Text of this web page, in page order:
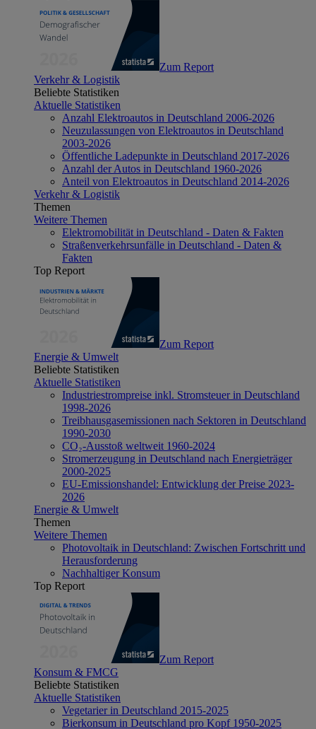
Zum Report
Verkehr & Logistik
Beliebte Statistiken
Aktuelle Statistiken
Anzahl Elektroautos in Deutschland 2006-2026
Neuzulassungen von Elektroautos in Deutschland
2003-2026
Öffentliche Ladepunkte in Deutschland 2017-2026
Anzahl der Autos in Deutschland 1960-2026
Anteil von Elektroautos in Deutschland 2014-2026
Verkehr & Logistik
Themen
Weitere Themen
Elektromobilität in Deutschland - Daten & Fakten
Straßenverkehrsunfälle in Deutschland - Daten &
Fakten
Top Report
Zum Report
Energie & Umwelt
Beliebte Statistiken
Aktuelle Statistiken
Industriestrompreise inkl. Stromsteuer in Deutschland
1998-2026
Treibhausgasemissionen nach Sektoren in Deutschland
1990-2030
CO₂-Ausstoß weltweit 1960-2024
Stromerzeugung in Deutschland nach Energieträger
2000-2025
EU-Emissionshandel: Entwicklung der Preise 2023-
2026
Energie & Umwelt
Themen
Weitere Themen
Photovoltaik in Deutschland: Zwischen Fortschritt und
Herausforderung
Nachhaltiger Konsum
Top Report
Zum Report
Konsum & FMCG
Beliebte Statistiken
Aktuelle Statistiken
Vegetarier in Deutschland 2015-2025
Bierkonsum in Deutschland pro Kopf 1950-2025